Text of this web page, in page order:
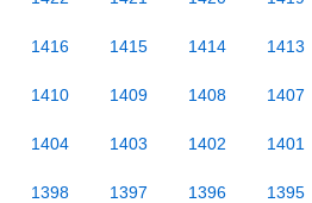
1416 1415 1414 1413
1410 1409 1408 1407
1404 1403 1402 1401
1398 1397 1396 1395